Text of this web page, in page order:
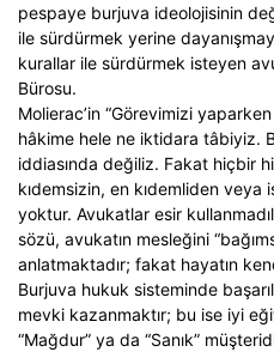
pespaye burjuva ideolojisinin
ile sürdürmek yerine
kurallar ile sürdürmek isteyen
Bürosu.
Molierac’in “Görevimizi
hâkime hele ne iktidara tâbiyiz.
iddiasında değiliz. Fakat hiçbir
kıdemsizin, en kıdemliden veya
yoktur. Avukatlar esir
sözü, avukatın mesleğini
anlatmaktadır; fakat hayatın
Burjuva hukuk sisteminde
mevki kazanmaktır; bu ise iyi
“Mağdur” ya da “Sanık”